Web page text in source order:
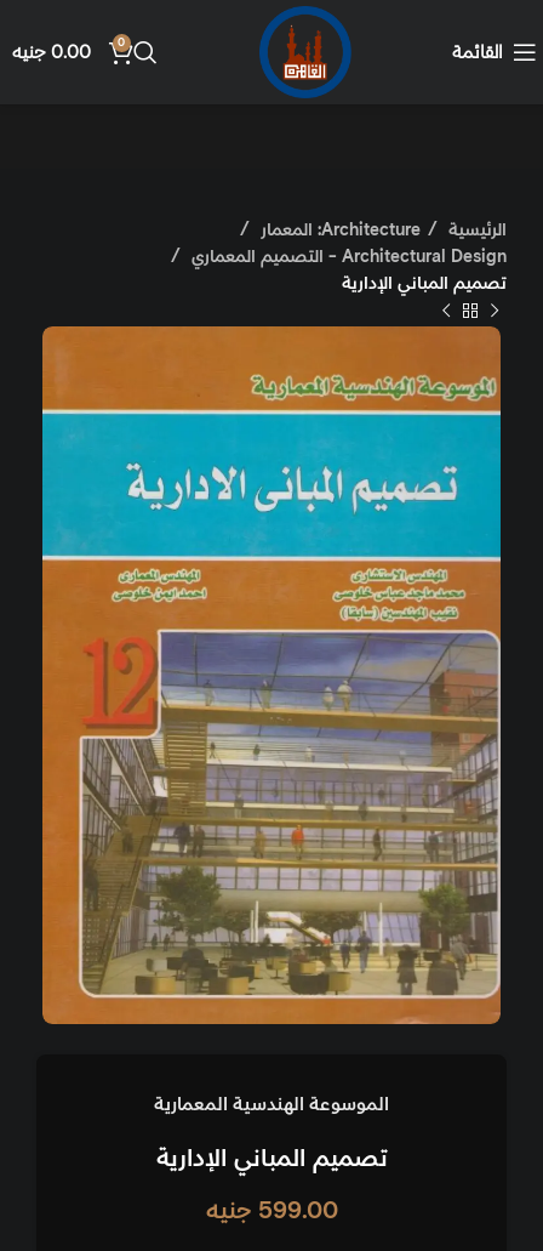
القائمة 0
0.00 جنيه
الرئيسية
Architecture: المعمار
Architectural Design - التصميم المعماري
تصميم المباني الإدارية
الموسوعة الهندسية المعمارية
تصميم المباني الإدارية
599.00 جنيه